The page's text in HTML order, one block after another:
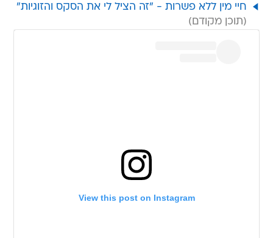
חיי מין ללא פשרות - "זה הציל לי את הסקס והזוגיות"
View this post on Instagram